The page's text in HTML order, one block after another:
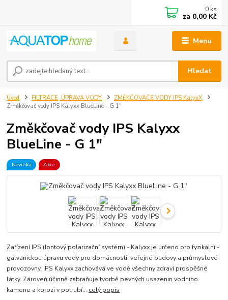
Menu
Hledat
0 ks
za 0,00 Kč
Úvod FILTRACE, ÚPRAVA VODY
ZMĚKČOVAČE VODY IPS KalyxX
Změkčovač vody IPS Kalyxx BlueLine - G 1"
Změkčovač vody IPS Kalyxx
BlueLine - G 1"
Novinka Akce
Zařízení IPS (Iontový polarizační systém) - Kalyxx je určeno pro fyzikální -
galvanickou úpravu vody pro domácnosti, veřejné budovy a průmyslové
provozovny. IPS Kalyxx zachovává ve vodě všechny zdraví prospěšné
látky. Zároveň účinně zabraňuje tvorbě pevných usazenin vodního
kamene a korozi v potrubí... celý popis